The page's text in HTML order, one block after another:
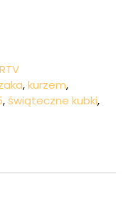
,kurzem,
, świąteczne kubki,